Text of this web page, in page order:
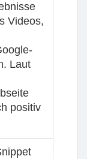
Videos,
Laut
positiv